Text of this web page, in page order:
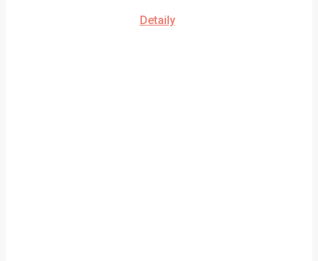
Detaily